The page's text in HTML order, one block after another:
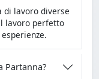
di lavoro diverse
lavoro perfetto
Partanna?